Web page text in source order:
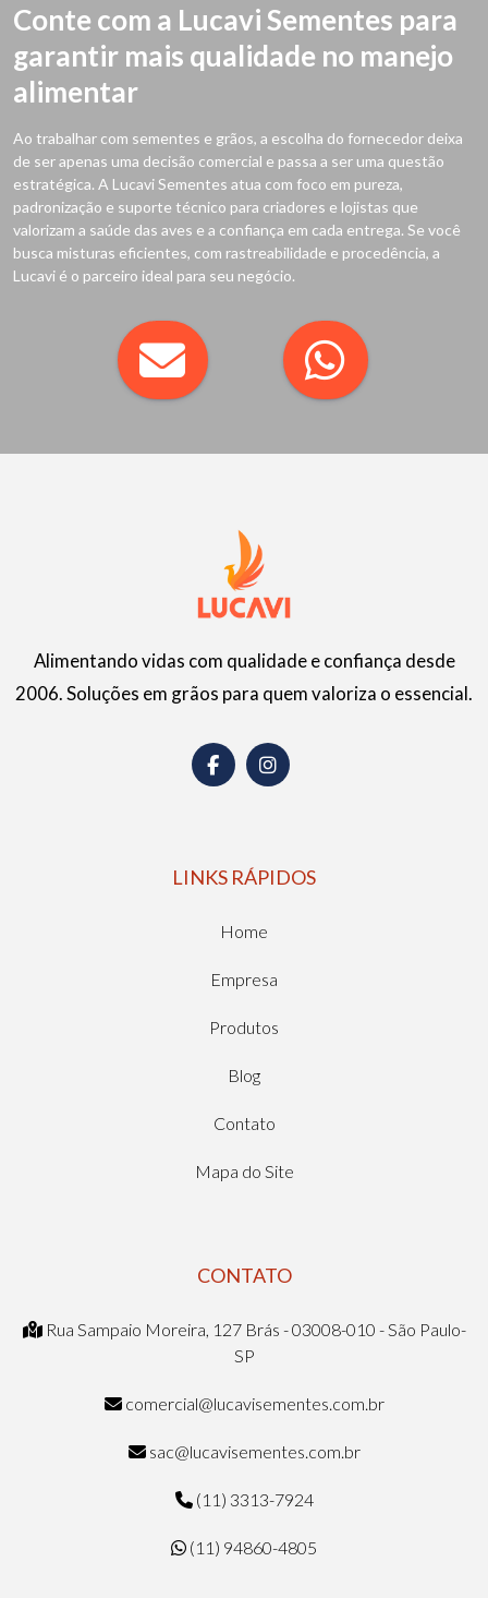
Conte com a Lucavi Sementes para
garantir mais qualidade no manejo
alimentar
Ao trabalhar com sementes e grãos, a escolha do fornecedor deixa
de ser apenas uma decisão comercial e passa a ser uma questão
estratégica. A Lucavi Sementes atua com foco em pureza,
padronização e suporte técnico para criadores e lojistas que
valorizam a saúde das aves e a confiança em cada entrega. Se você
busca misturas eficientes, com rastreabilidade e procedência, a
Lucavi é o parceiro ideal para seu negócio.
Alimentando vidas com qualidade e confiança desde
2006. Soluções em grãos para quem valoriza o essencial.
LINKS RÁPIDOS
Home
Empresa
Produtos
Blog
Contato
Mapa do Site
CONTATO
Rua Sampaio Moreira, 127 Brás - 03008-010 - São Paulo-
SP
comercial@lucavisementes.com.br
sac@lucavisementes.com.br
(11) 3313-7924
(11) 94860-4805